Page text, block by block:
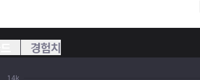
경험치
14k